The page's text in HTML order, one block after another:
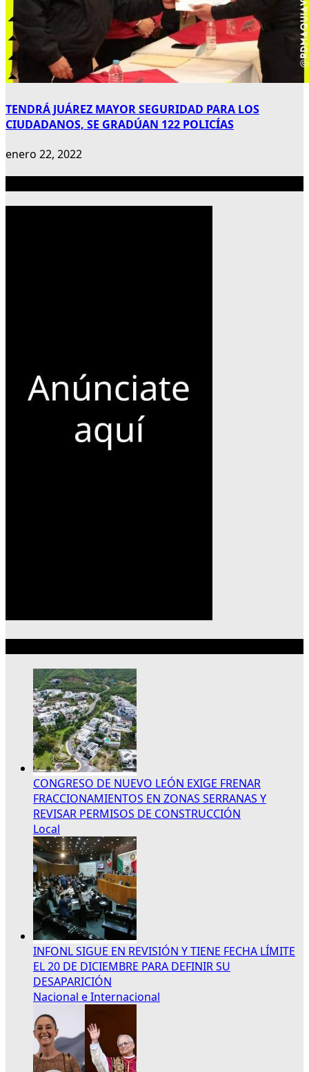
TENDRÁ JUÁREZ MAYOR SEGURIDAD PARA LOS
CIUDADANOS, SE GRADÚAN 122 POLICÍAS
enero 22, 2022
CONGRESO DE NUEVO LEÓN EXIGE FRENAR
FRACCIONAMIENTOS EN ZONAS SERRANAS Y
REVISAR PERMISOS DE CONSTRUCCIÓN
Local
INFONL SIGUE EN REVISIÓN Y TIENE FECHA LÍMITE
EL 20 DE DICIEMBRE PARA DEFINIR SU
DESAPARICIÓN
Nacional e Internacional